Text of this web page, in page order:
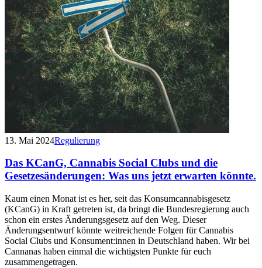
13. Mai 2024Regulierung
Das KCanG, Cannabis Social Clubs und die
Gesetzes­änderungen: Was uns jetzt erwarten könnte.
Kaum einen Monat ist es her, seit das Konsumcannabisgesetz
(KCanG) in Kraft getreten ist, da bringt die Bundesregierung auch
schon ein erstes Änderungsgesetz auf den Weg. Dieser
Änderungsentwurf könnte weitreichende Folgen für Cannabis
Social Clubs und Konsument:innen in Deutschland haben. Wir bei
Cannanas haben einmal die wichtigsten Punkte für euch
zusammengetragen.